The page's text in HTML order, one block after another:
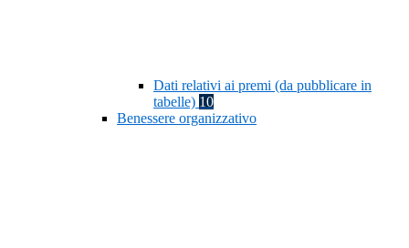
Dati relativi ai premi (da pubblicare in
tabelle) 10
Benessere organizzativo